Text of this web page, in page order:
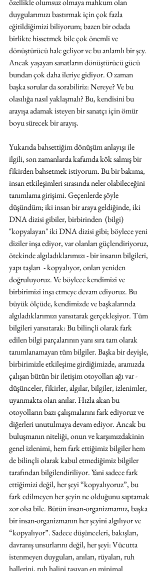
özellikle olumsuz olmaya mahkum olan
duygularımızı bastırmak için çok fazla
eğitildiğimizi biliyorum; bazen bir odada
birlikte hissetmek bile çok önemli ve
dönüştürücü hale geliyor ve bu anlamlı bir şey.
Ancak yaşayan sanatların dönüştürücü gücü
bundan çok daha ileriye gidiyor. O zaman
başka sorular da sorabiliriz: Nereye? Ve bu
olasılığa nasıl yaklaşmalı? Bu, kendisini bu
arayışa adamak isteyen bir sanatçı için ömür
boyu sürecek bir arayış.
Yukarıda bahsettiğim dönüşüm anlayışı ile
ilgili, son zamanlarda kafamda kök salmış bir
fikirden bahsetmek istiyorum. Bu bir bakıma,
insan etkileşimleri sırasında neler olabileceğini
tanımlama girişimi. Geçenlerde şöyle
düşündüm; iki insan bir araya geldiğinde, iki
DNA dizisi gibiler, birbirinden  (bilgi)
"kopyalayan" iki DNA dizisi gibi; böylece yeni
diziler inşa ediyor, var olanları güçlendiriyoruz,
ötekinde algıladıklarımızı - bir insanın bilgileri,
yapı taşları  - kopyalıyor, onları yeniden
doğruluyoruz. Ve böylece kendimizi ve
birbirimizi inşa etmeye devam ediyoruz. Bu
büyük ölçüde, kendimizde ve başkalarında
algıladıklarımızı yansıtarak gerçekleşiyor. Tüm
bilgileri yansıtarak: Bu bilinçli olarak fark
edilen bilgi parçalarının yanı sıra tam olarak
tanımlanamayan tüm bilgiler. Başka bir deyişle,
birbirimizle etkileşime girdiğimizde, aramızda
çalışan bütün bir iletişim otoyolları ağı var -
düşünceler, fikirler, algılar, bilgiler, izlenimler,
uyanmakta olan anılar. Hızla akan bu
otoyolların bazı çalışmalarını fark ediyoruz ve
diğerleri unutulmaya devam ediyor. Ancak bu
buluşmanın niteliği, onun ve karşımızdakinin
genel izlenimi, hem fark ettiğimiz bilgiler hem
de bilinçli olarak kabul etmediğimiz bilgiler
tarafından bilgilendiriliyor. Yani sadece fark
ettiğimizi değil, her şeyi “kopyalıyoruz”, bu
fark edilmeyen her şeyin ne olduğunu saptamak
zor olsa bile. Bütün insan-organizmamız, başka
bir insan-organizmanın her şeyini algılıyor ve
“kopyalıyor”. Sadece düşünceleri, bakışları,
davranış unsurlarını değil, her şeyi: Vücutta
istenmeyen duyguları, anıları, rüyaları, ruh
hallerini, ruh halini taşıyan en minimal